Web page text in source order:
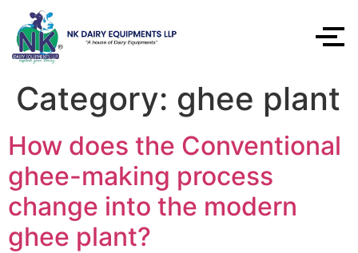
Category: ghee plant
How does the Conventional
ghee-making process
change into the modern
ghee plant?